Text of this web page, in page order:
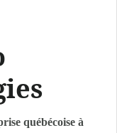
québécoise à